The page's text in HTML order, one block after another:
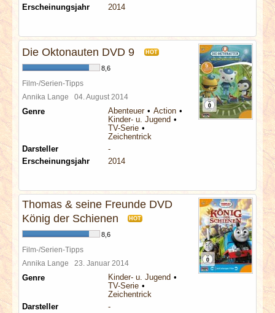
Erscheinungsjahr
2014
Die Oktonauten DVD 9 HOT
8,6
Film-/Serien-Tipps
Annika Lange 04. August 2014
Genre Abenteuer
Action
Kinder- u. Jugend
TV-Serie
Zeichentrick
Darsteller
-
Erscheinungsjahr
2014
Thomas & seine Freunde DVD
König der Schienen
HOT
8,6
Film-/Serien-Tipps
Annika Lange 23. Januar 2014
Genre
Kinder- u. Jugend
TV-Serie
Zeichentrick
Darsteller
-